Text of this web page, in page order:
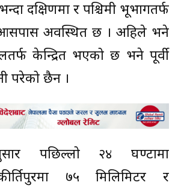
दक्षिणमा र पश्चिमी भूभागतर्फ
अवस्थित छ । अहिले भने
केन्द्रित भएको छ भने पूर्वी
परेको छैन ।
पछिल्लो २४ घण्टामा
७५ मिलिमिटर र